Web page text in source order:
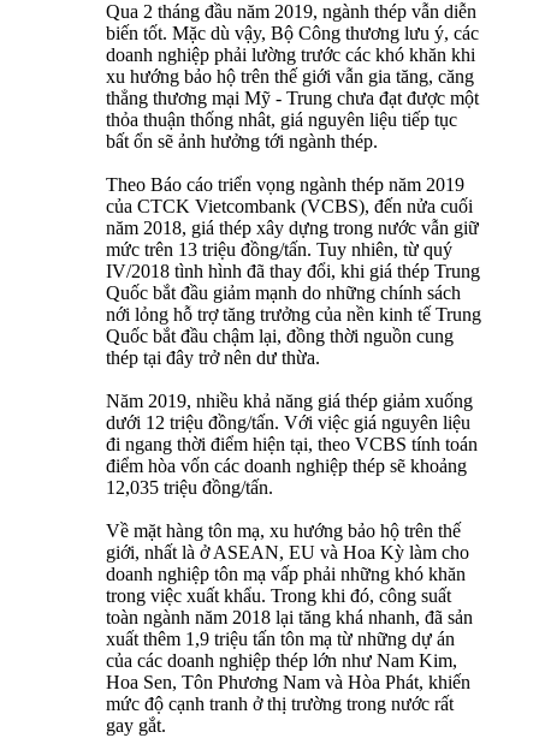
Qua 2 tháng đầu năm 2019, ngành thép vẫn diễn
biến tốt. Mặc dù vậy, Bộ Công thương lưu ý, các
doanh nghiệp phải lường trước các khó khăn khi
xu hướng bảo hộ trên thế giới vẫn gia tăng, căng
thẳng thương mại Mỹ - Trung chưa đạt được một
thỏa thuận thống nhât, giá nguyên liệu tiếp tục
bất ổn sẽ ảnh hưởng tới ngành thép.
Theo Báo cáo triển vọng ngành thép năm 2019
của CTCK Vietcombank (VCBS), đến nửa cuối
năm 2018, giá thép xây dựng trong nước vẫn giữ
mức trên 13 triệu đồng/tấn. Tuy nhiên, từ quý
IV/2018 tình hình đã thay đổi, khi giá thép Trung
Quốc bắt đầu giảm mạnh do những chính sách
nới lỏng hỗ trợ tăng trưởng của nền kinh tế Trung
Quốc bắt đầu chậm lại, đồng thời nguồn cung
thép tại đây trở nên dư thừa.
Năm 2019, nhiều khả năng giá thép giảm xuống
dưới 12 triệu đồng/tấn. Với việc giá nguyên liệu
đi ngang thời điểm hiện tại, theo VCBS tính toán
điểm hòa vốn các doanh nghiệp thép sẽ khoảng
12,035 triệu đồng/tấn.
Về mặt hàng tôn mạ, xu hướng bảo hộ trên thế
giới, nhất là ở ASEAN, EU và Hoa Kỳ làm cho
doanh nghiệp tôn mạ vấp phải những khó khăn
trong việc xuất khẩu. Trong khi đó, công suất
toàn ngành năm 2018 lại tăng khá nhanh, đã sản
xuất thêm 1,9 triệu tấn tôn mạ từ những dự án
của các doanh nghiệp thép lớn như Nam Kim,
Hoa Sen, Tôn Phương Nam và Hòa Phát, khiến
mức độ cạnh tranh ở thị trường trong nước rất
gay gắt.